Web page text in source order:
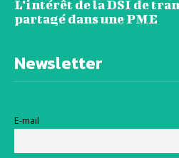
L’intérêt de la DSI de
partagé dans une PME
Newsletter
E-mail